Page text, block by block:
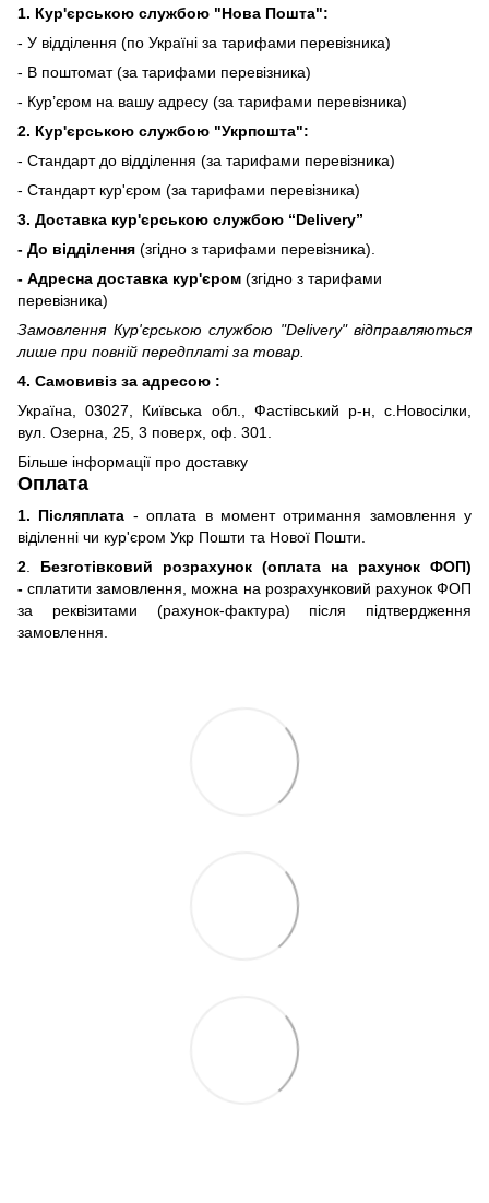
1. Кур'єрською службою "Нова Пошта":
- У відділення (по Україні за тарифами перевізника)
- В поштомат (за тарифами перевізника)
- Кур’єром на вашу адресу (за тарифами перевізника)
2. Кур'єрською службою "Укрпошта":
- Стандарт до відділення (за тарифами перевізника)
- Стандарт кур'єром (за тарифами перевізника)
3. Доставка кур'єрською службою “Delivery”
- До відділення (згідно з тарифами перевізника).
- Адресна доставка кур'єром (згідно з тарифами
перевізника)
Замовлення Кур'єрською службою "Delivery" відправляються
лише при повній передплаті за товар.
4. Самовивіз за адресою :
Україна, 03027, Київська обл., Фастівський р-н, с.Новосілки,
вул. Озерна, 25, 3 поверх, оф. 301.
Більше інформації про доставку
Оплата
1. Післяплата - оплата в момент отримання замовлення у
віділенні чи кур'єром Укр Пошти та Нової Пошти.
2
Безготівковий розрахунок (оплата на рахунок ФОП)
-сплатити замовлення, можна на розрахунковий рахунок ФОП
за реквізитами (рахунок-фактура) після підтвердження
замовлення.